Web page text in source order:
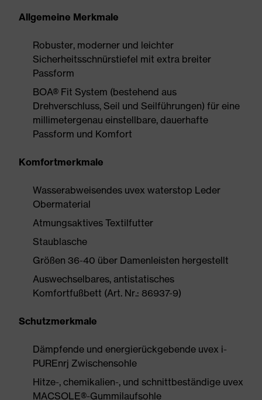
Allgemeine Merkmale
Robuster, moderner und leichter
Sicherheitsschnürstiefel mit extra breiter
Passform
BOA® Fit System (bestehend aus
Drehverschluss, Seil und Seilführungen) für eine
millimetergenau einstellbare, dauerhafte
Passform und Komfort
Komfortmerkmale
Wasserabweisendes uvex waterstop Leder
Obermaterial
Atmungsaktives Textilfutter
Staublasche
Größen 36-40 über Damenleisten hergestellt
Auswechselbares, antistatisches
Komfortfußbett (Art. Nr.: 86937-9)
Schutzmerkmale
Dämpfende und energierückgebende uvex i-
PUREnrj Zwischensohle
Hitze-, chemikalien-, und schnittbeständige uvex
MACSOLE®-Gummilaufsohle